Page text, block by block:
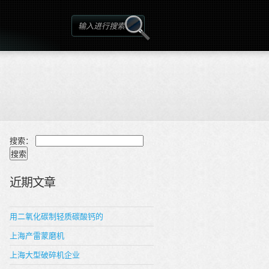
搜索：
近期文章
用二氧化碳制轻质碳酸钙的
上海产雷蒙磨机
上海大型破碎机企业